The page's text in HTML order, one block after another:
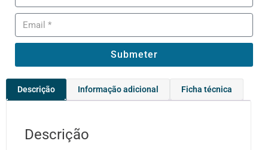
Submeter
Descrição Informação adicional Ficha técnica
Descrição